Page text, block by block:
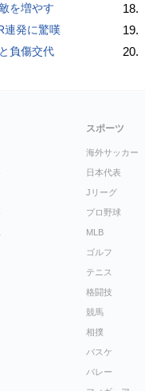
を増やす
連発に驚嘆
負傷交代
18.
19.
20.
スポーツ
海外サッカー
日本代表
Jリーグ
プロ野球
MLB
ゴルフ
テニス
格闘技
競馬
相撲
バスケ
バレー